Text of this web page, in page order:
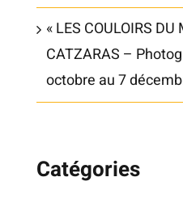
« LES COULOIRS
CATZARAS –
octobre au 7
Catégories